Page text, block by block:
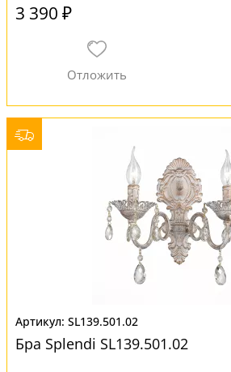
3 390 ₽
SL139.501.02
Бра Splendi SL139.501.02